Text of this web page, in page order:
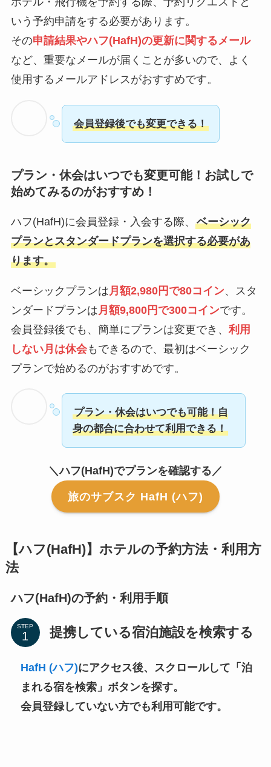
いう予約申請をする必要があります。
その申請結果やハフ(HafH)の更新に関するメール
など、重要なメールが届くことが多いので、よく
使用するメールアドレスがおすすめです。
会員登録後でも変更できる！
プラン・休会はいつでも変更可能！お試しで
始めてみるのがおすすめ！
ハフ(HafH)に会員登録・入会する際、 ベーシック
プランとスタンダードプランを選択する必要があ
ります。
ベーシックプランは 月額2,980円で80コイン、スタ
ンダードプランは 月額9,800円で300コインです。
会員登録後でも、簡単にプランは変更でき、 利用
しない月は休会もできるので、最初はベーシック
プランで始めるのがおすすめです。
プラン・休会はいつでも可能！自
身の都合に合わせて利用できる！
＼ハフ(HafH)でプランを確認する／
旅のサブスク HafH (ハフ)
【ハフ(HafH)】ホテルの予約方法・利用方
法
ハフ(HafH)の予約・利用手順
STEP 提携している宿泊施設を検索する
HafH (ハフ)にアクセス後、スクロールして「泊
まれる宿を検索」ボタンを探す。
会員登録していない方でも利用可能です。